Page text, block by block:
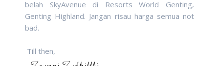
belah SkyAvenue di Resorts World Genting,
Genting Highland. Jangan risau harga semua not
bad.
Till then,